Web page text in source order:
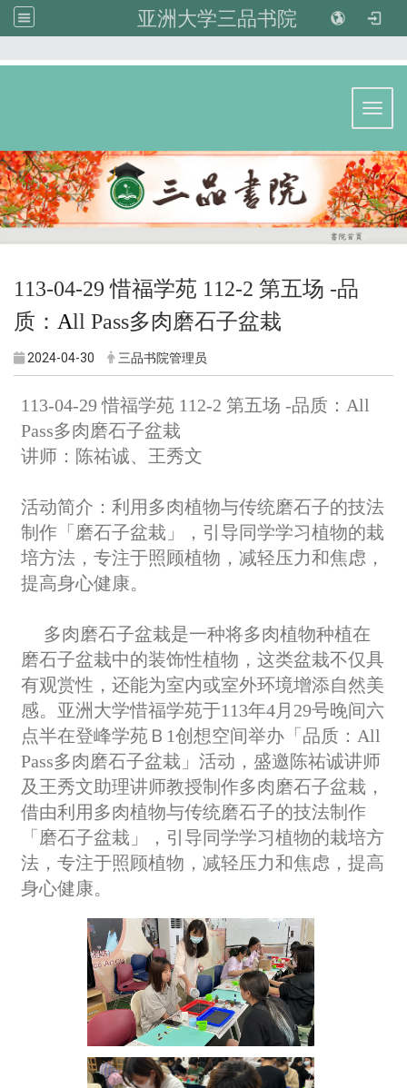
亚洲大学三品书院
113-04-29 惜福学苑 112-2 第五场 -品
质： All Pass多肉磨石子盆栽
2024-04-30 三品书院管理员
113-04-29 惜福学苑 112-2 第五场 -品质：All
Pass多肉磨石子盆栽
讲师：陈祐诚、王秀文
活动简介：利用多肉植物与传统磨石子的技法
制作「磨石子盆栽」，引导同学学习植物的栽
培方法，专注于照顾植物，减轻压力和焦虑，
提高身心健康。
多肉磨石子盆栽是一种将多肉植物种植在
磨石子盆栽中的装饰性植物，这类盆栽不仅具
有观赏性，还能为室内或室外环境增添自然美
感。亚洲大学惜福学苑于113年4月29号晚间六
点半在登峰学苑Ｂ1创想空间举办「品质： All
Pass多肉磨石子盆栽」活动，盛邀陈祐诚讲师
及王秀文助理讲师教授制作多肉磨石子盆栽，
借由利用多肉植物与传统磨石子的技法制作
「磨石子盆栽」，引导同学学习植物的栽培方
法，专注于照顾植物，减轻压力和焦虑，提高
身心健康。